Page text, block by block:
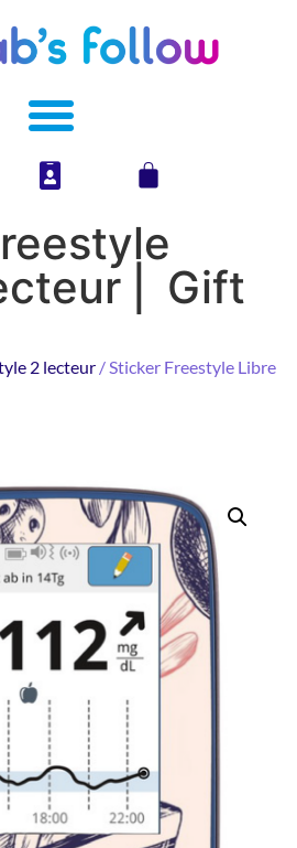
⎜ Gift
2 lecteur / Sticker Freestyle Libre